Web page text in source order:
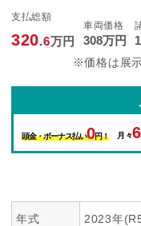
支払総額
320.6万円
車両価格
308万円
※価格は展
頭金・ボーナス払い0円！ 月々
年式 2023年